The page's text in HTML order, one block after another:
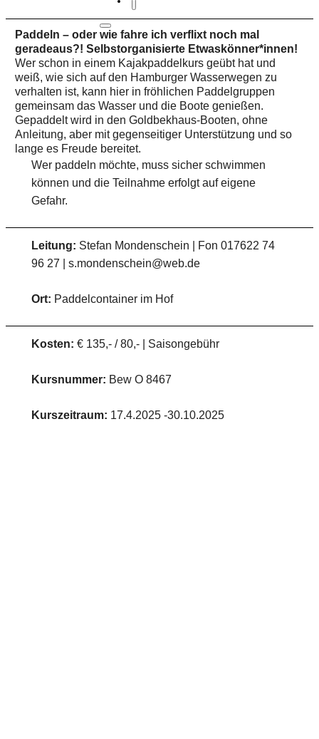
Paddeln – oder wie fahre ich verflixt noch mal
geradeaus?!Selbstorganisierte Etwaskönner*innen!
Wer schon in einem Kajakpaddelkurs geübt hat und
weiß, wie sich auf den Hamburger Wasserwegen zu
verhalten ist, kann hier in fröhlichen Paddelgruppen
gemeinsam das Wasser und die Boote genießen.
Gepaddelt wird in den Goldbekhaus-Booten, ohne
Anleitung, aber mit gegenseitiger Unterstützung und so
lange es Freude bereitet.
Wer paddeln möchte, muss sicher schwimmen
können und die Teilnahme erfolgt auf eigene
Gefahr.
Leitung: Stefan Mondenschein | Fon 017622 74
96 27 | s.mondenschein@web.de
Ort: Paddelcontainer im Hof
Kosten: € 135,- / 80,- | Saisongebühr
Kursnummer: Bew O 8467
Kurszeitraum: 17.4.2025 -30.10.2025